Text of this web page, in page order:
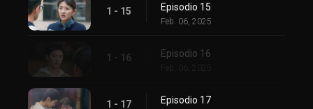
1 - 15 Episodio 15
Feb. 06, 2025
1 - 16 Episodio 16
Feb. 06, 2025
1 - 17 Episodio 17